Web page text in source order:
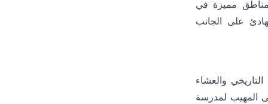
مميزة في
على الجانب
والعشاء
المهيب لمدرسة